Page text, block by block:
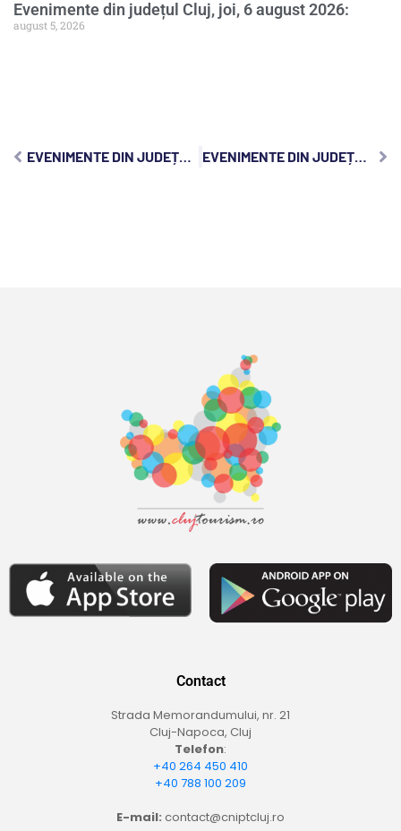
Evenimente din județul Cluj, joi, 6 august 2026:
august 5, 2026
EVENIMENTE DIN JUDEȚUL CLUJ, SÂMBĂTĂ, 3 AUGUST 2024: EVENIMENTE DIN JUDEȚUL CLUJ, LUNI, 5 AUGUST 2024:
Contact
Strada Memorandumului, nr. 21
Cluj-Napoca, Cluj
Telefon:
+40 264 450 410
+40 788 100 209
E-mail: contact@cniptcluj.ro